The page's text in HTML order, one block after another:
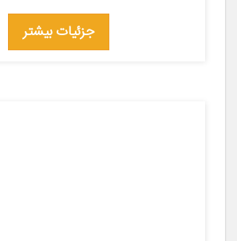
جزئیات بیشتر